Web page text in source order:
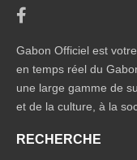
Gabon Officiel est
en temps réel du
une large gamme de
et de la culture, à la
RECHERCHE